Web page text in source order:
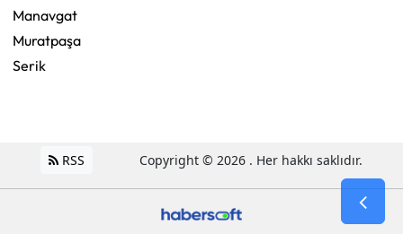
Manavgat
Muratpaşa
Serik
RSS Copyright © 2026 . Her hakkı saklıdır.